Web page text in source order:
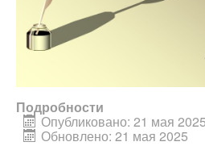
Подробности
Опубликовано: 21 мая 2025
Обновлено: 21 мая 2025